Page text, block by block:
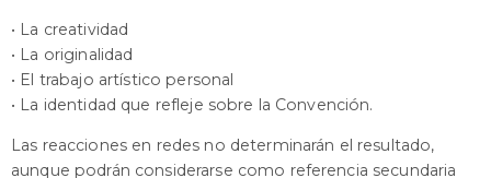
• La creatividad
• La originalidad
• El trabajo artístico personal
• La identidad que refleje sobre la Convención.
Las reacciones en redes no determinarán el resultado,
aunque podrán considerarse como referencia secundaria